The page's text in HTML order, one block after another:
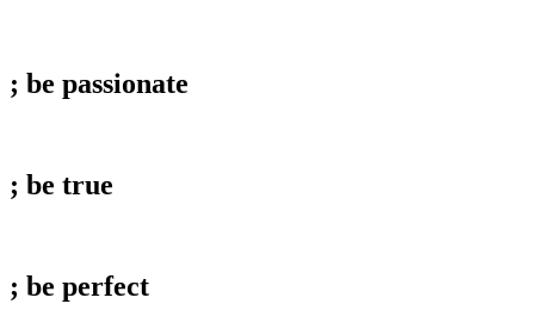
; be passionate
; be true
; be perfect